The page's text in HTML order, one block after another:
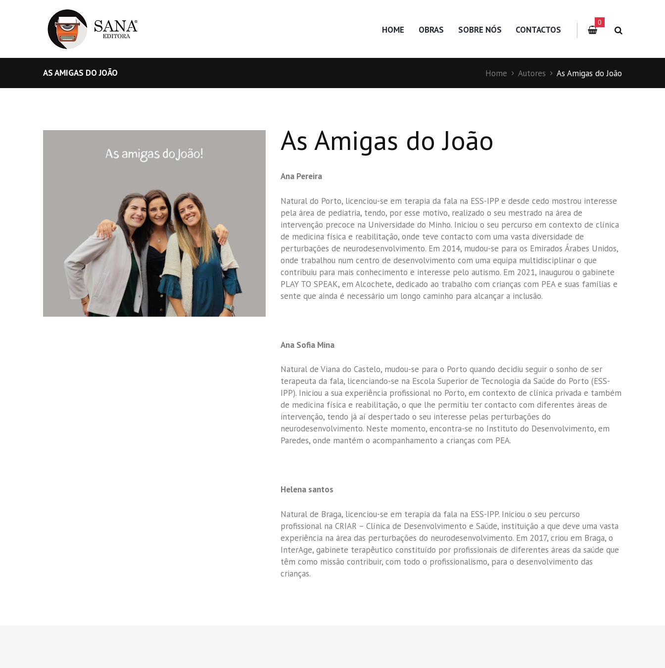
HOME OBRAS SOBRE NÓS CONTACTOS
0
AS AMIGAS DO JOÃO Home Autores As Amigas do João
As Amigas do João
Ana Pereira
Natural do Porto, licenciou-se em terapia da fala na ESS-IPP e desde cedo mostrou interesse
pela área de pediatria, tendo, por esse motivo, realizado o seu mestrado na área de
intervenção precoce na Universidade do Minho. Iniciou o seu percurso em contexto de clínica
de medicina física e reabilitação, onde teve contacto com uma vasta diversidade de
perturbações de neurodesenvolvimento. Em 2014, mudou-se para os Emirados Árabes Unidos,
onde trabalhou num centro de desenvolvimento com uma equipa multidisciplinar o que
contribuiu para mais conhecimento e interesse pelo autismo. Em 2021, inaugurou o gabinete
PLAY TO SPEAK, em Alcochete, dedicado ao trabalho com crianças com PEA e suas famílias e
sente que ainda é necessário um longo caminho para alcançar a inclusão.
Ana Sofia Mina
Natural de Viana do Castelo, mudou-se para o Porto quando decidiu seguir o sonho de ser
terapeuta da fala, licenciando-se na Escola Superior de Tecnologia da Saúde do Porto (ESS-
IPP). Iniciou a sua experiência profissional no Porto, em contexto de clínica privada e também
de medicina física e reabilitação, o que lhe permitiu ter contacto com diferentes áreas de
intervenção, tendo já aí despertado o seu interesse pelas perturbações do
neurodesenvolvimento. Neste momento, encontra-se no Instituto do Desenvolvimento, em
Paredes, onde mantém o acompanhamento a crianças com PEA.
Helena santos
Natural de Braga, licenciou-se em terapia da fala na ESS-IPP. Iniciou o seu percurso
profissional na CRIAR – Clínica de Desenvolvimento e Saúde, instituição a que deve uma vasta
experiência na área das perturbações do neurodesenvolvimento. Em 2017, criou em Braga, o
InterAge, gabinete terapêutico constituído por profissionais de diferentes áreas da saúde que
têm como missão contribuir, com todo o profissionalismo, para o desenvolvimento das
crianças.